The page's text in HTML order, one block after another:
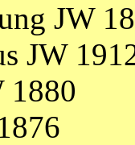
JW
JW
1880